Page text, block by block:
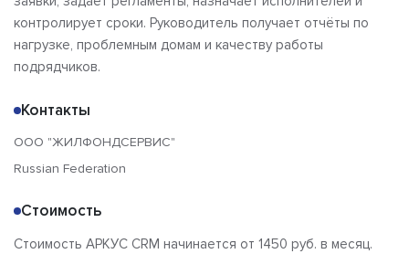
контролирует сроки. Руководитель получает отчёты по
нагрузке, проблемным домам и качеству работы
подрядчиков.
Контакты
ООО "ЖИЛФОНДСЕРВИС"
Russian Federation
Стоимость
Стоимость АРКУС CRM начинается от 1450 руб. в месяц.